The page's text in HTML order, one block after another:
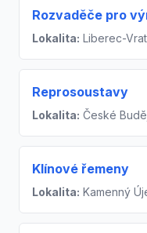
Rozvaděče pro
Lokalita: Liberec-
Reprosoustavy
Lokalita: České
Klínové řemeny
Lokalita: Kamenný